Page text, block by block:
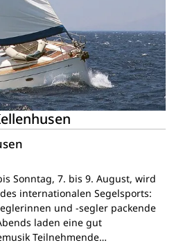
Sonntag, 7. bis 9. August, wird
internationalen Segelsports:
und -segler packende
laden eine gut
Teilnehmende…